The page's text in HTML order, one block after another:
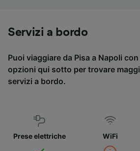
Servizi a bordo
Puoi viaggiare da Pisa a Napoli con
opzioni qui sotto per trovare
servizi a bordo.
Prese elettriche WiFi